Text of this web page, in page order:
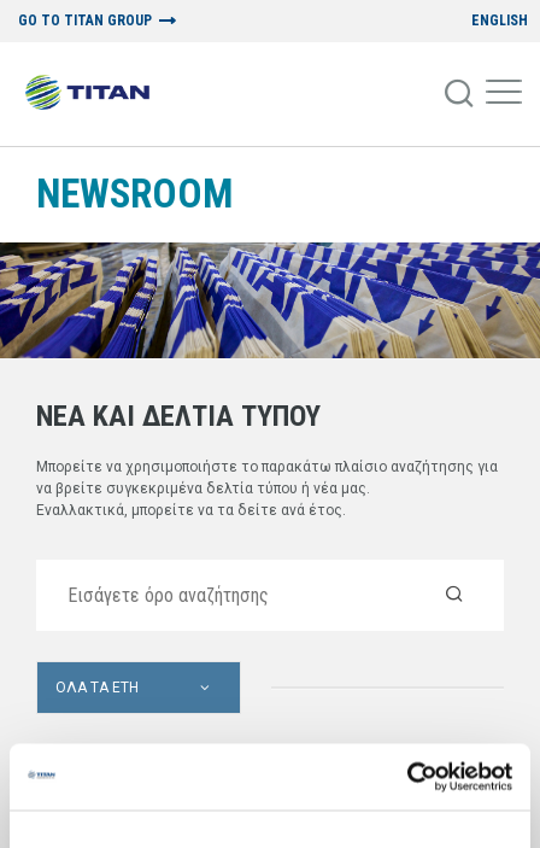
GO TO TITAN GROUP ENGLISH
NEWSROOM
ΝΕΑ ΚΑΙ ΔΕΛΤΙΑ ΤΥΠΟΥ
Μπορείτε να χρησιμοποιήστε το παρακάτω πλαίσιο αναζήτησης για
να βρείτε συγκεκριμένα δελτία τύπου ή νέα μας.
Εναλλακτικά, μπορείτε να τα δείτε ανά έτος.
ΌΛΑ ΤΑ ΈΤΗ